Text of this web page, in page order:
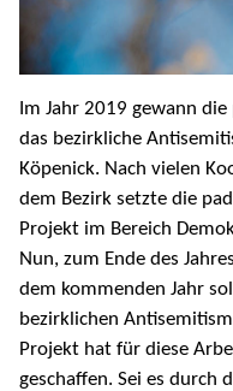
Im Jahr 2019 gewann
das bezirkliche
Köpenick. Nach vielen
dem Bezirk setzte die
Projekt im Bereich
Nun, zum Ende des
dem kommenden Jahr
bezirklichen
Projekt hat für diese
geschaffen. Sei es durch